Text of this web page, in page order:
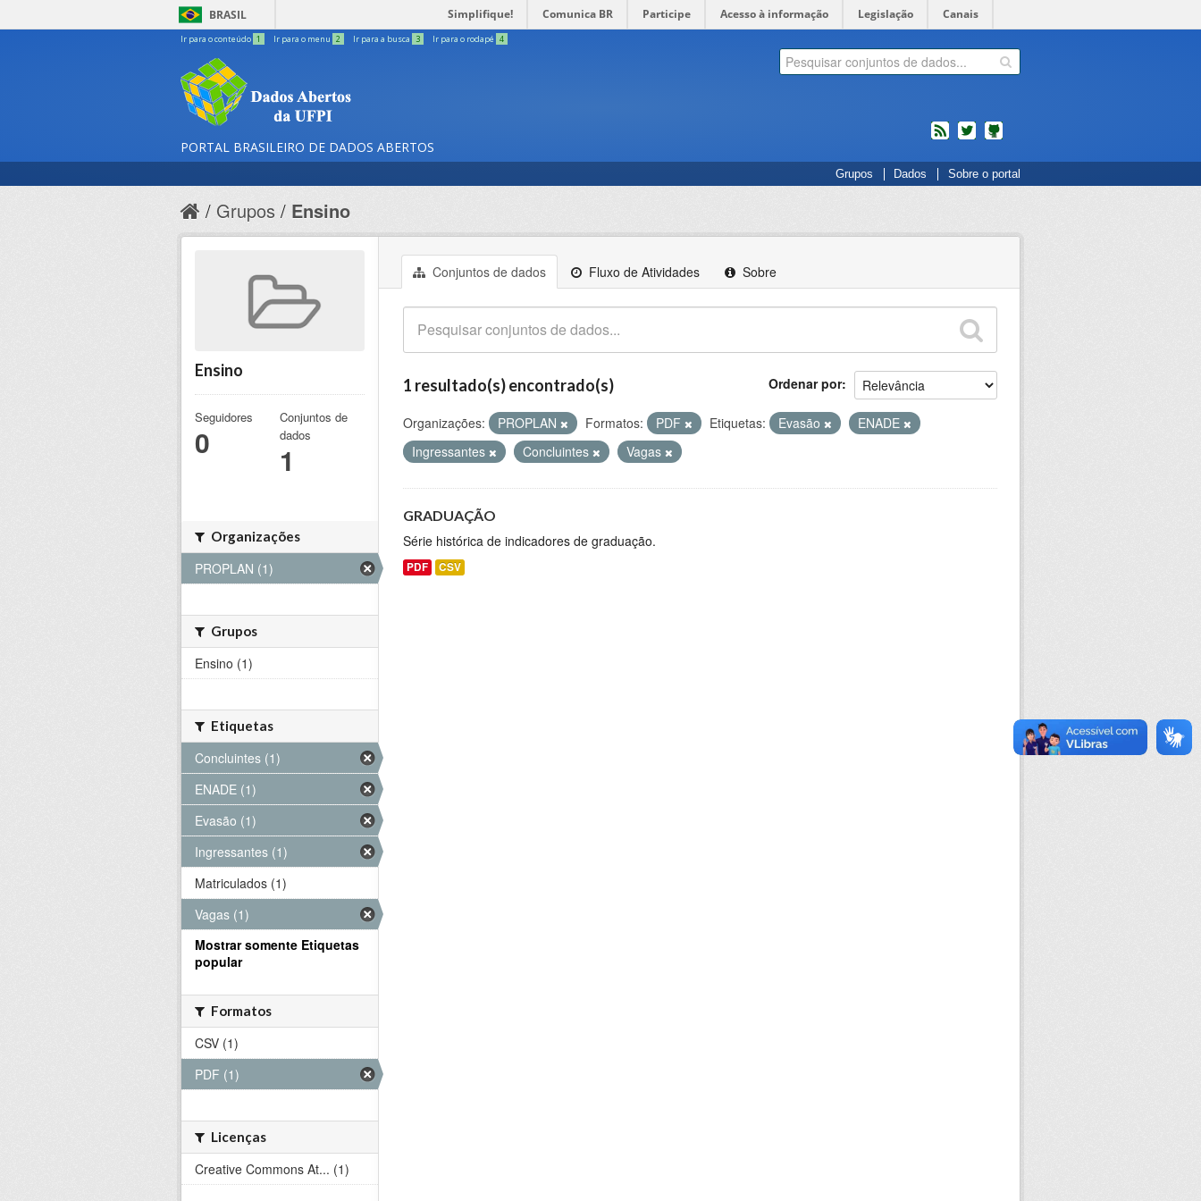
BRASIL Simplifique! Comunica BR Participe Acesso à informação Legislação Canais
Ir para o conteúdo 1 Ir para o menu 2 Ir para a busca 3 Ir para o rodapé 4
PORTAL BRASILEIRO DE DADOS ABERTOS
feed twitterCódigos
fonte
do
Github
Grupos Dados Sobre o portal
Grupos Ensino
Conjuntos de dados Fluxo de Atividades Sobre
Ordenar por
1 resultado(s) encontrado(s)
Organizações: PROPLAN Formatos: PDF Etiquetas: Evasão
ENADE
Ingressantes
Concluintes Vagas
GRADUAÇÃO
Série histórica de indicadores de graduação.
PDF CSV
Ensino
Seguidores
0
Conjuntos de
dados
1
Organizações
PROPLAN (1)
Grupos
Ensino (1)
Etiquetas
Concluintes (1)
ENADE (1)
Evasão (1)
Ingressantes (1)
Matriculados (1)
Vagas (1)
Mostrar somente Etiquetas
popular
Formatos
CSV (1)
PDF (1)
Licenças
Creative Commons At... (1)